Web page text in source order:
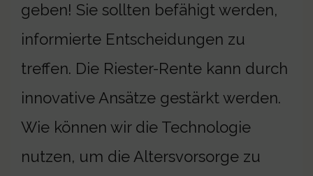
geben! Sie sollten befähigt werden,
informierte Entscheidungen zu
treffen. Die Riester-Rente kann durch
innovative Ansätze gestärkt werden.
Wie können wir die Technologie
nutzen, um die Altersvorsorge zu